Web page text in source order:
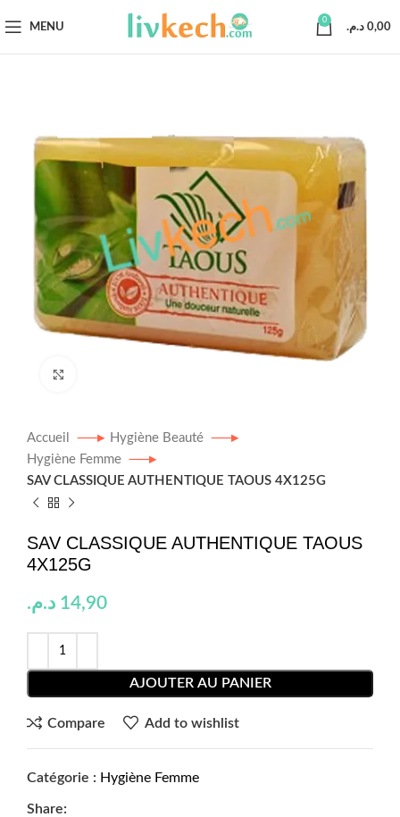
MENU
0
0,00 د.م.
Accueil
Hygiène Beauté
Hygiène Femme
SAV CLASSIQUE AUTHENTIQUE TAOUS 4X125G
SAV CLASSIQUE AUTHENTIQUE TAOUS
4X125G
14,90 د.م.
AJOUTER AU PANIER
Compare Add to wishlist
Catégorie : Hygiène Femme
Share: